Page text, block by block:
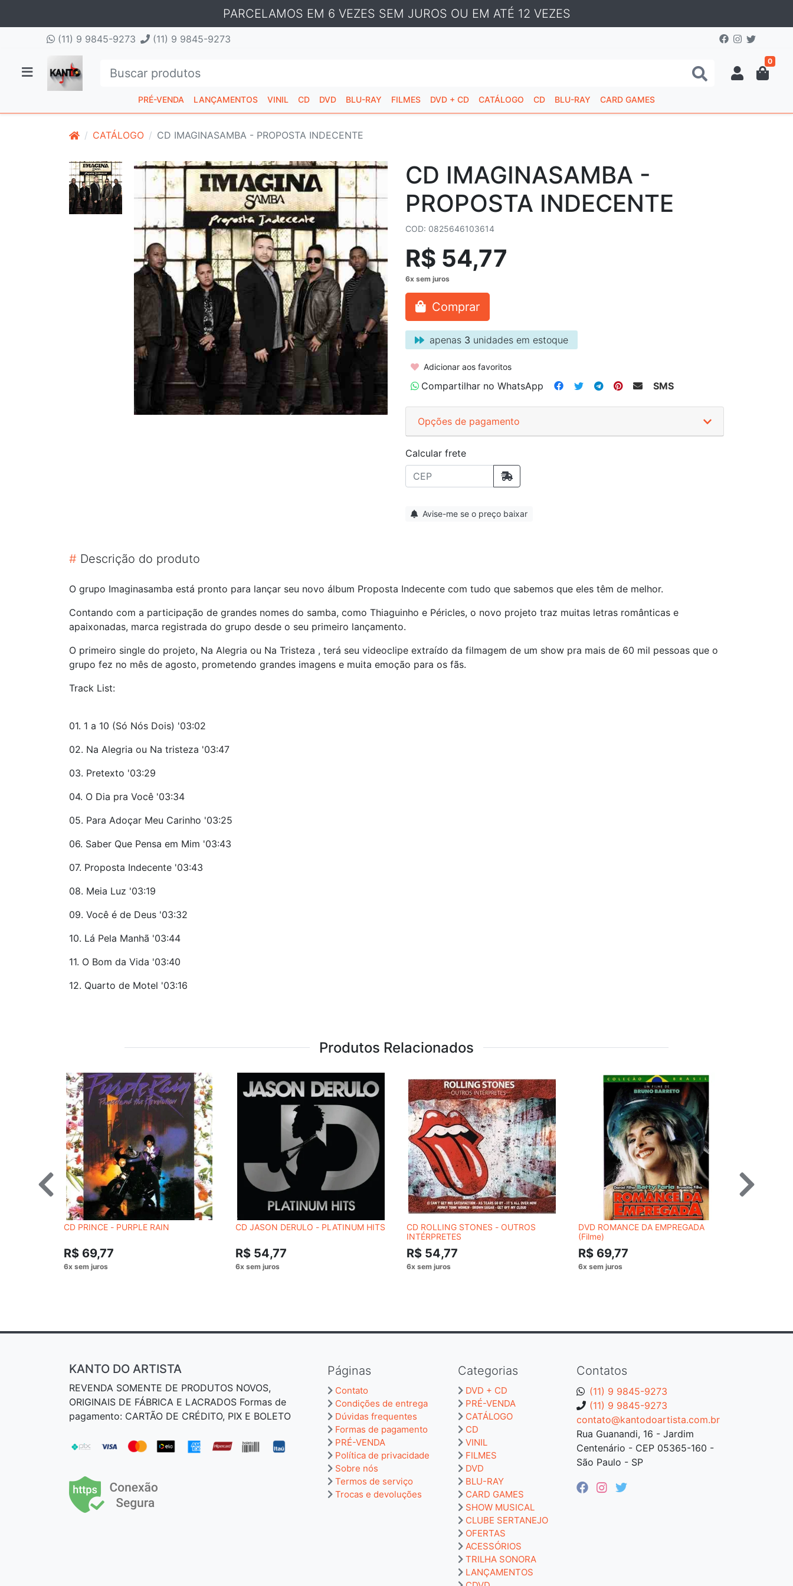
PARCELAMOS EM 6 VEZES SEM JUROS OU EM ATÉ 12 VEZES
(11) 9 9845-9273 (11) 9 9845-9273
0
PRÉ-VENDA LANÇAMENTOS VINIL CD DVD BLU-RAY FILMES DVD + CD CATÁLOGO CD BLU-RAY CARD GAMES
CATÁLOGO CD IMAGINASAMBA - PROPOSTA INDECENTE
CD IMAGINASAMBA -
PROPOSTA INDECENTE
COD: 0825646103614
R$ 54,77
Comprar
apenas 3 unidades em estoque
Adicionar aos favoritos
Compartilhar no WhatsApp SMS
Opções de pagamento
Calcular frete
Avise-me se o preço baixar
# Descrição do produto
O grupo Imaginasamba está pronto para lançar seu novo álbum Proposta Indecente com tudo que sabemos que eles têm de melhor.
Contando com a participação de grandes nomes do samba, como Thiaguinho e Péricles, o novo projeto traz muitas letras românticas e
apaixonadas, marca registrada do grupo desde o seu primeiro lançamento.
O primeiro single do projeto, Na Alegria ou Na Tristeza , terá seu videoclipe extraído da filmagem de um show pra mais de 60 mil pessoas que o
grupo fez no mês de agosto, prometendo grandes imagens e muita emoção para os fãs.
Track List:
01. 1 a 10 (Só Nós Dois) '03:02
02. Na Alegria ou Na tristeza '03:47
03. Pretexto '03:29
04. O Dia pra Você '03:34
05. Para Adoçar Meu Carinho '03:25
06. Saber Que Pensa em Mim '03:43
07. Proposta Indecente '03:43
08. Meia Luz '03:19
09. Você é de Deus '03:32
10. Lá Pela Manhã '03:44
11. O Bom da Vida '03:40
12. Quarto de Motel '03:16
Produtos Relacionados
CD PRINCE - PURPLE RAIN
R$ 69,77
CD JASON DERULO - PLATINUM HITS
R$ 54,77
CD ROLLING STONES - OUTROS
INTÉRPRETES
R$ 54,77
DVD ROMANCE DA EMPREGADA
(Filme)
R$ 69,77
Contatos
(11) 9 9845-9273
(11) 9 9845-9273
contato@kantodoartista.com.br
Rua Guanandi, 16 - Jardim
Centenário - CEP 05365-160 -
São Paulo - SP
Páginas
Contato
Condições de entrega
Dúvidas frequentes
Formas de pagamento
PRÉ-VENDA
Política de privacidade
Sobre nós
Termos de serviço
Trocas e devoluções
Categorias
DVD + CD
PRÉ-VENDA
CATÁLOGO
CD
VINIL
FILMES
DVD
BLU-RAY
CARD GAMES
SHOW MUSICAL
CLUBE SERTANEJO
OFERTAS
ACESSÓRIOS
TRILHA SONORA
LANÇAMENTOS
KANTO DO ARTISTA
REVENDA SOMENTE DE PRODUTOS NOVOS,
ORIGINAIS DE FÁBRICA E LACRADOS Formas de
pagamento: CARTÃO DE CRÉDITO, PIX E BOLETO